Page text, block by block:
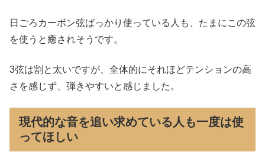
日ごろカーボン弦ばっかり使っている人も、たまにこの弦
を使うと癒されそうです。
3弦は割と太いですが、全体的にそれほどテンションの高
さを感じず、弾きやすいと感じました。
現代的な音を追い求めている人も一度は使
ってほしい